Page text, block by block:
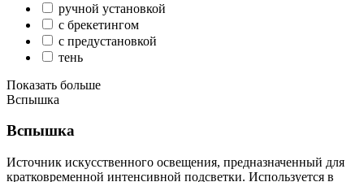
ручной установкой
с брекетингом
с предустановкой
тень
Показать больше
Вспышка
Вспышка
Источник искусственного освещения, предназначенный для
кратковременной интенсивной подсветки. Используется в